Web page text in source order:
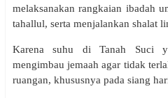
melaksanakan rangkaian ibadah
tahallul, serta menjalankan shalat
Karena suhu di Tanah Suci
mengimbau jemaah agar tidak
ruangan, khususnya pada siang